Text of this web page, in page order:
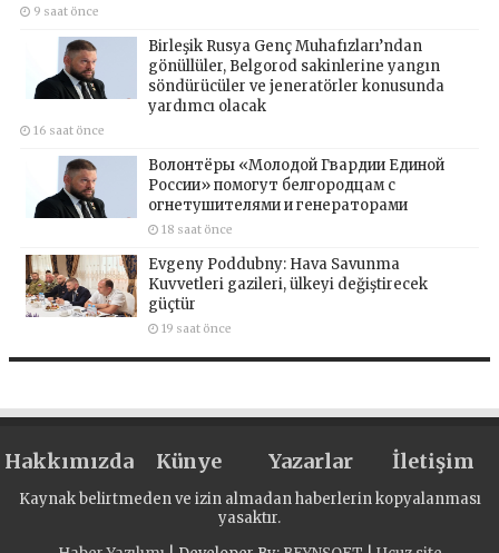
9 saat önce
Birleşik Rusya Genç Muhafızları’ndan
gönüllüler, Belgorod sakinlerine yangın
söndürücüler ve jeneratörler konusunda
yardımcı olacak
16 saat önce
Волонтёры «Молодой Гвардии Единой
России» помогут белгородцам с
огнетушителями и генераторами
18 saat önce
Evgeny Poddubny: Hava Savunma
Kuvvetleri gazileri, ülkeyi değiştirecek
güçtür
19 saat önce
Hakkımızda Künye Yazarlar İletişim
Kaynak belirtmeden ve izin almadan haberlerin kopyalanması
yasaktır.